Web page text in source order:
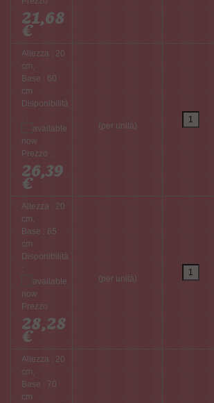
21,68
€
Altezza : 20
cm,
Base : 60
cm
Disponibilità
:
Prezzo :
26,39
€
(per unità)
Altezza : 20
cm,
Base : 65
cm
Disponibilità
:
Prezzo :
28,28
€
(per unità)
Altezza : 20
cm,
Base : 70
cm